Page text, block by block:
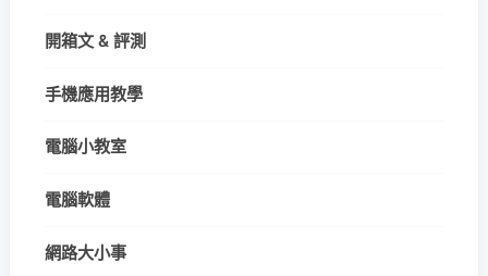
開箱文 & 評測
手機應用教學
電腦小教室
電腦軟體
網路大小事